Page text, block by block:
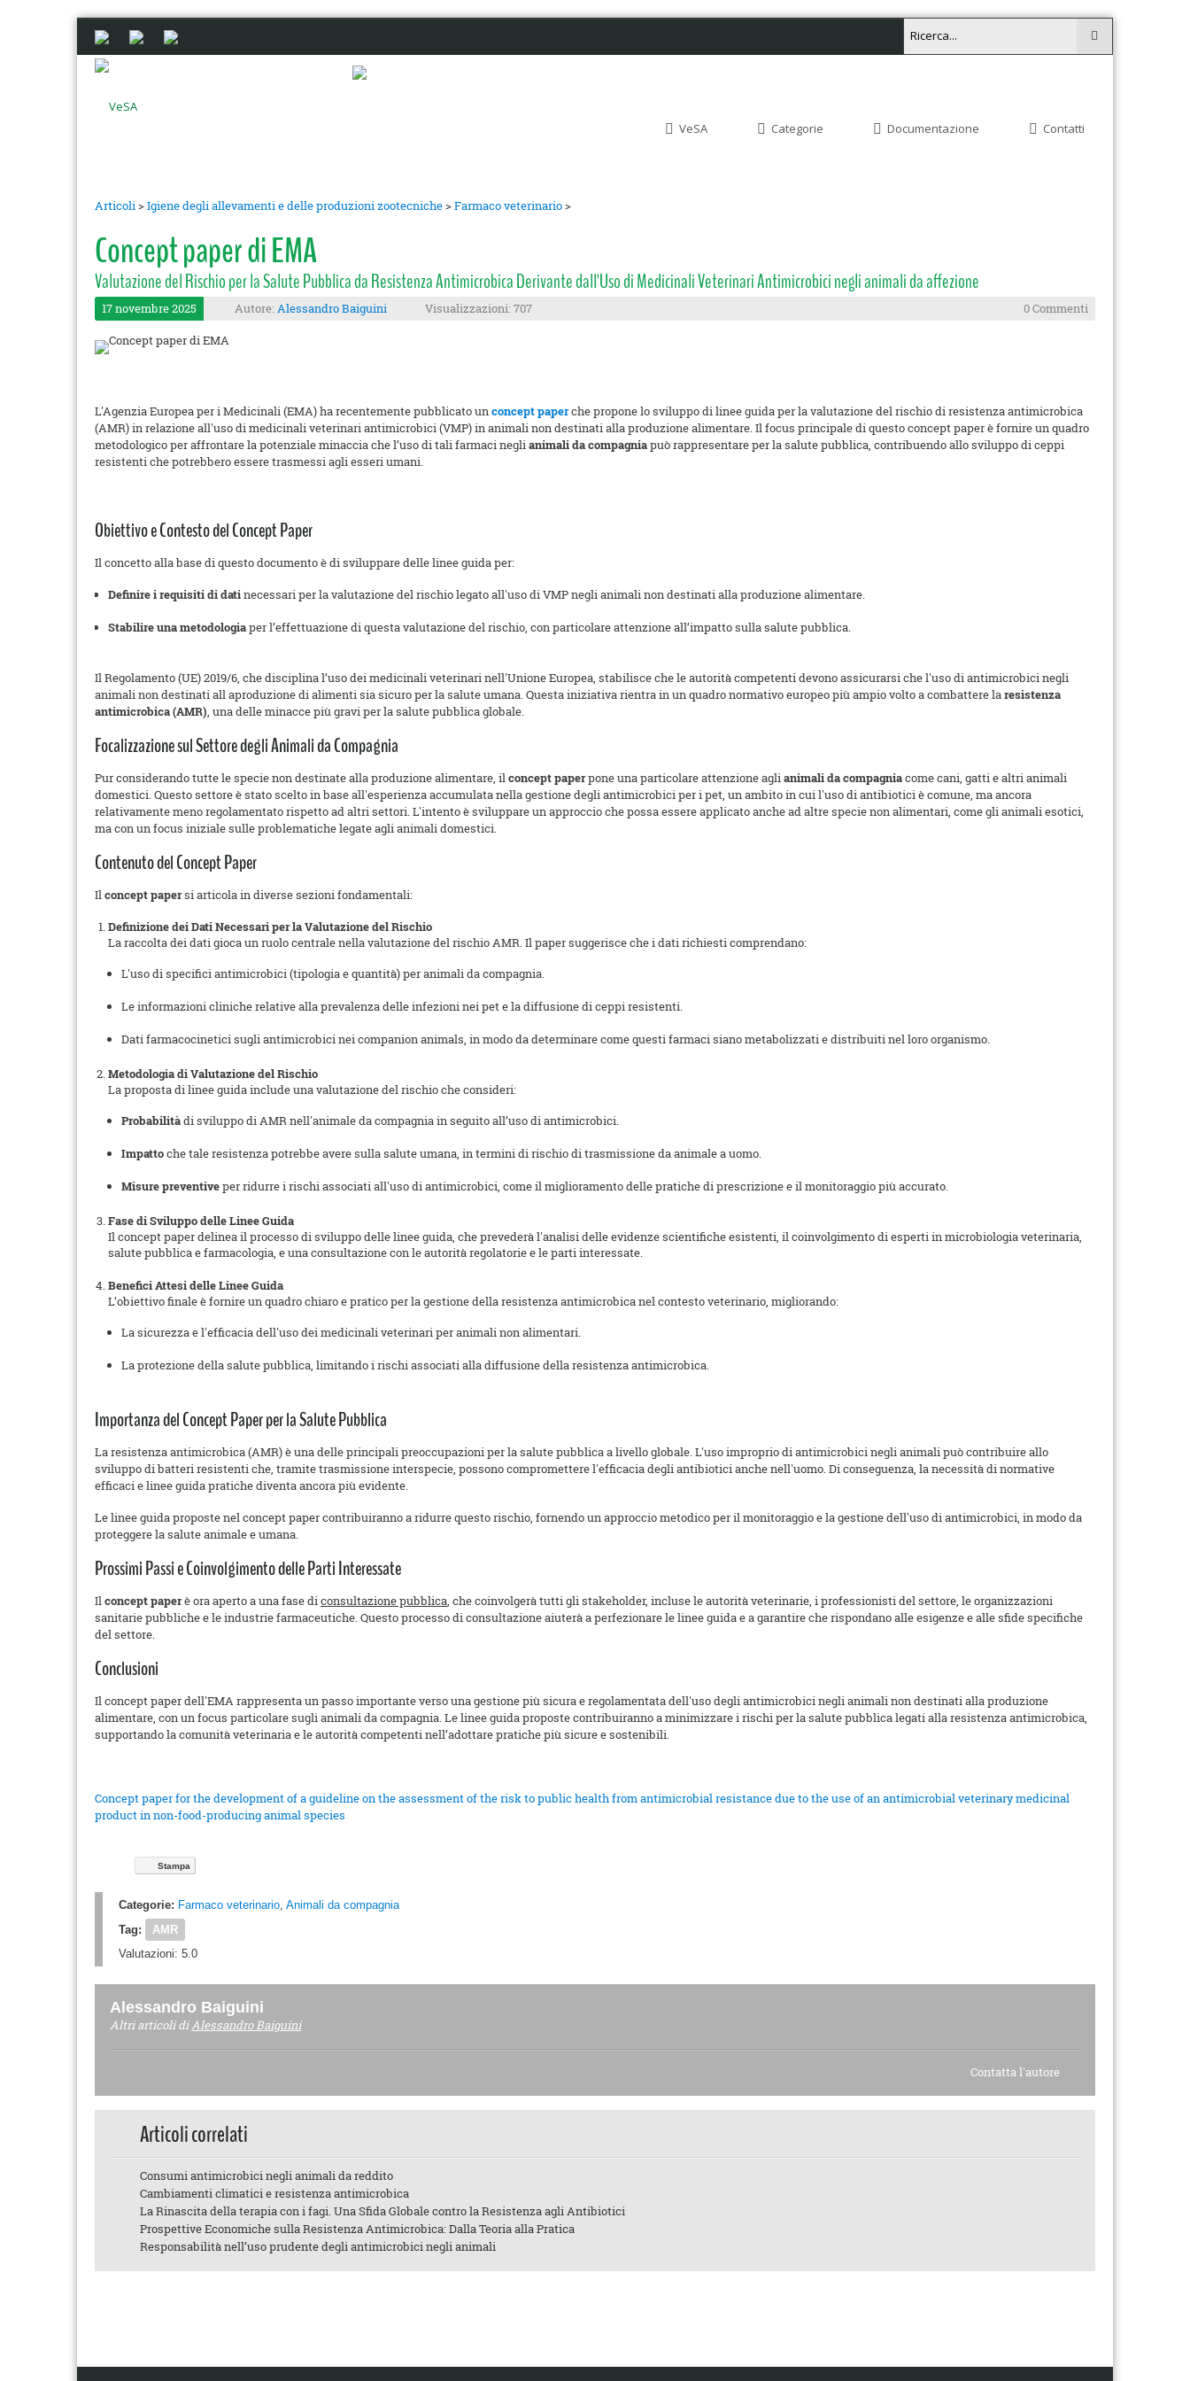
VeSA Categorie Documentazione Contatti
Articoli>Igiene degli allevamenti e delle produzioni zootecniche>Farmaco veterinario>
Concept paper di EMA
Valutazione del Rischio per la Salute Pubblica da Resistenza Antimicrobica Derivante dall'Uso di Medicinali Veterinari Antimicrobici negli animali da affezione
17 novembre 2025 Autore: Alessandro Baiguini Visualizzazioni: 707 0 Commenti
L'Agenzia Europea per i Medicinali (EMA) ha recentemente pubblicato unconcept paperche propone lo sviluppo di linee guida per la valutazione del rischio di resistenza antimicrobica
(AMR) in relazione all'uso di medicinali veterinari antimicrobici (VMP) in animali non destinati alla produzione alimentare. Il focus principale di questo concept paper è fornire un quadro
metodologico per affrontare la potenziale minaccia che l’uso di tali farmaci neglianimali da compagniapuò rappresentare per la salute pubblica, contribuendo allo sviluppo di ceppi
resistenti che potrebbero essere trasmessi agli esseri umani.
Obiettivo e Contesto del Concept Paper
Il concetto alla base di questo documento è di sviluppare delle linee guida per:
Definire i requisiti di datinecessari per la valutazione del rischio legato all'uso di VMP negli animali non destinati alla produzione alimentare.
Stabilire una metodologiaper l’effettuazione di questa valutazione del rischio, con particolare attenzione all’impatto sulla salute pubblica.
Il Regolamento (UE) 2019/6, che disciplina l’uso dei medicinali veterinari nell'Unione Europea, stabilisce che le autorità competenti devono assicurarsi che l'uso di antimicrobici negli
animali non destinati all aproduzione di alimenti sia sicuro per la salute umana. Questa iniziativa rientra in un quadro normativo europeo più ampio volto a combattere laresistenza
antimicrobica (AMR), una delle minacce più gravi per la salute pubblica globale.
Focalizzazione sul Settore degli Animali da Compagnia
Pur considerando tutte le specie non destinate alla produzione alimentare, ilconcept paperpone una particolare attenzione aglianimali da compagniacome cani, gatti e altri animali
domestici. Questo settore è stato scelto in base all'esperienza accumulata nella gestione degli antimicrobici per i pet, un ambito in cui l'uso di antibiotici è comune, ma ancora
relativamente meno regolamentato rispetto ad altri settori. L'intento è sviluppare un approccio che possa essere applicato anche ad altre specie non alimentari, come gli animali esotici,
ma con un focus iniziale sulle problematiche legate agli animali domestici.
Contenuto del Concept Paper
Ilconcept papersi articola in diverse sezioni fondamentali:
Definizione dei Dati Necessari per la Valutazione del Rischio
La raccolta dei dati gioca un ruolo centrale nella valutazione del rischio AMR. Il paper suggerisce che i dati richiesti comprendano:
L'uso di specifici antimicrobici (tipologia e quantità) per animali da compagnia.
Le informazioni cliniche relative alla prevalenza delle infezioni nei pet e la diffusione di ceppi resistenti.
Dati farmacocinetici sugli antimicrobici nei companion animals, in modo da determinare come questi farmaci siano metabolizzati e distribuiti nel loro organismo.
Metodologia di Valutazione del Rischio
La proposta di linee guida include una valutazione del rischio che consideri:
Probabilitàdi sviluppo di AMR nell'animale da compagnia in seguito all’uso di antimicrobici.
Impattoche tale resistenza potrebbe avere sulla salute umana, in termini di rischio di trasmissione da animale a uomo.
Misure preventiveper ridurre i rischi associati all'uso di antimicrobici, come il miglioramento delle pratiche di prescrizione e il monitoraggio più accurato.
Fase di Sviluppo delle Linee Guida
Il concept paper delinea il processo di sviluppo delle linee guida, che prevederà l'analisi delle evidenze scientifiche esistenti, il coinvolgimento di esperti in microbiologia veterinaria,
salute pubblica e farmacologia, e una consultazione con le autorità regolatorie e le parti interessate.
Benefici Attesi delle Linee Guida
L’obiettivo finale è fornire un quadro chiaro e pratico per la gestione della resistenza antimicrobica nel contesto veterinario, migliorando:
La sicurezza e l'efficacia dell'uso dei medicinali veterinari per animali non alimentari.
La protezione della salute pubblica, limitando i rischi associati alla diffusione della resistenza antimicrobica.
Importanza del Concept Paper per la Salute Pubblica
La resistenza antimicrobica (AMR) è una delle principali preoccupazioni per la salute pubblica a livello globale. L'uso improprio di antimicrobici negli animali può contribuire allo
sviluppo di batteri resistenti che, tramite trasmissione interspecie, possono compromettere l'efficacia degli antibiotici anche nell'uomo. Di conseguenza, la necessità di normative
efficaci e linee guida pratiche diventa ancora più evidente.
Le linee guida proposte nel concept paper contribuiranno a ridurre questo rischio, fornendo un approccio metodico per il monitoraggio e la gestione dell'uso di antimicrobici, in modo da
proteggere la salute animale e umana.
Prossimi Passi e Coinvolgimento delle Parti Interessate
Ilconcept paperè ora aperto a una fase diconsultazione pubblica, che coinvolgerà tutti gli stakeholder, incluse le autorità veterinarie, i professionisti del settore, le organizzazioni
sanitarie pubbliche e le industrie farmaceutiche. Questo processo di consultazione aiuterà a perfezionare le linee guida e a garantire che rispondano alle esigenze e alle sfide specifiche
del settore.
Conclusioni
Il concept paper dell'EMA rappresenta un passo importante verso una gestione più sicura e regolamentata dell'uso degli antimicrobici negli animali non destinati alla produzione
alimentare, con un focus particolare sugli animali da compagnia. Le linee guida proposte contribuiranno a minimizzare i rischi per la salute pubblica legati alla resistenza antimicrobica,
supportando la comunità veterinaria e le autorità competenti nell’adottare pratiche più sicure e sostenibili.
Concept paper for the development of a guideline on the assessment of the risk to public health from antimicrobial resistance due to the use of an antimicrobial veterinary medicinal
product in non-food-producing animal species
Stampa
Categorie: Farmaco veterinario, Animali da compagnia
Tag:
AMR
Valutazioni: 5.0
Alessandro Baiguini
Altri articoli diAlessandro Baiguini
Contatta l'autore
Articoli correlati
Consumi antimicrobici negli animali da reddito
Cambiamenti climatici e resistenza antimicrobica
La Rinascita della terapia con i fagi. Una Sfida Globale contro la Resistenza agli Antibiotici
Prospettive Economiche sulla Resistenza Antimicrobica: Dalla Teoria alla Pratica
Responsabilità nell’uso prudente degli antimicrobici negli animali